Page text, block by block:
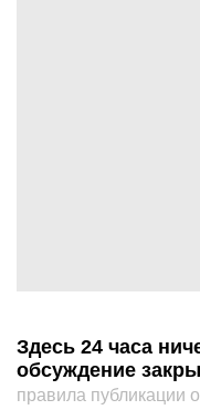
Здесь 24 часа
обсуждение
правила публикации